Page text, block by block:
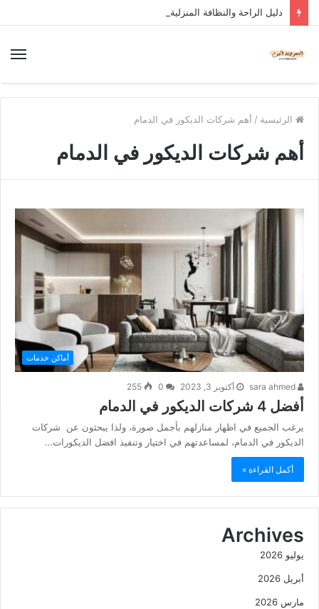
دليل الراحة والنظافة المنزلية
الرئيسية / أهم شركات الديكور في الدمام
أهم شركات الديكور في الدمام
أماكن خدمات
أكتوبر 3, 2023 255
أفضل 4 شركات الديكور في الدمام
يرغب الجميع في اظهار منازلهم بأجمل صورة، ولذا يبحثون عن شركات
الديكور في الدمام، لمساعدتهم في اختيار وتنفيذ افضل الديكورات…
أكمل القراءة »
Archives
يوليو 2026
أبريل 2026
مارس 2026